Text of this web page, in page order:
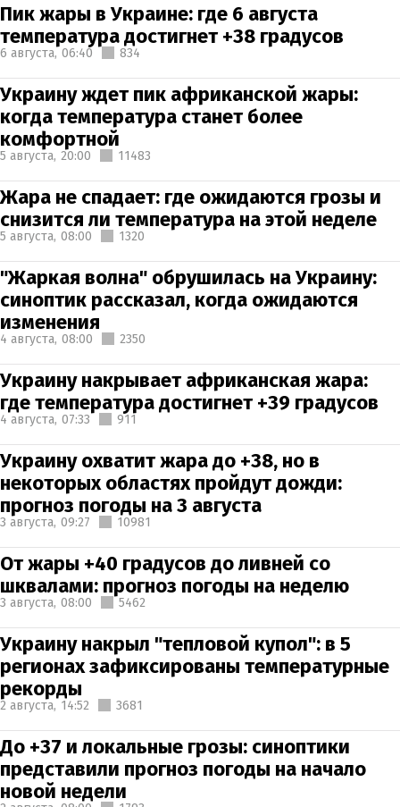
Пик жары в Украине: где 6 августа
температура достигнет +38 градусов
6 августа, 06:40 834
Украину ждет пик африканской жары:
когда температура станет более
комфортной
5 августа, 20:00 11483
Жара не спадает: где ожидаются грозы и
снизится ли температура на этой неделе
5 августа, 08:00 1320
"Жаркая волна" обрушилась на Украину:
синоптик рассказал, когда ожидаются
изменения
4 августа, 08:00 2350
Украину накрывает африканская жара:
где температура достигнет +39 градусов
4 августа, 07:33 911
Украину охватит жара до +38, но в
некоторых областях пройдут дожди:
прогноз погоды на 3 августа
3 августа, 09:27 10981
От жары +40 градусов до ливней со
шквалами: прогноз погоды на неделю
3 августа, 08:00 5462
Украину накрыл "тепловой купол": в 5
регионах зафиксированы температурные
рекорды
2 августа, 14:52 3681
До +37 и локальные грозы: синоптики
представили прогноз погоды на начало
новой недели